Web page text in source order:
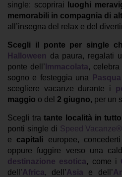
single: scoprirai luoghi
memorabili in compagnia di
all’insegna del relax e del
Scegli il ponte per single
Halloween da paura, regalati
ponte dell’ Immacolata, celebra
sogno e festeggia una
Pasqua
scegliere vacanze durante i
maggio o del 2 giugno, per un
Scegli tratante località in
ponti single di Speed Vacanze®
e capitali europee,
oppure fuggire verso una
destinazione esotica, come i
dell’Africa, dell’Asia e dell’